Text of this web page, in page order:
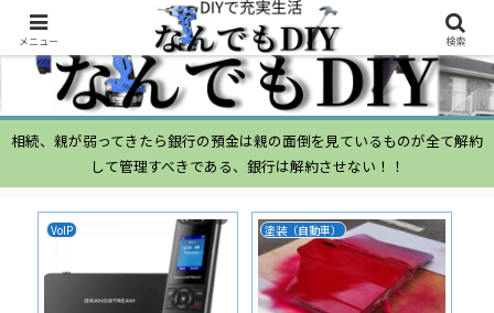
相続、親が弱ってきたら銀行の預金は親の面倒を見ているものが全て解約
して管理すべきである、銀行は解約させない！！
ムーヴ N-BOX
メニュー 検索